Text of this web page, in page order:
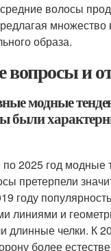
волосы
множество
образа.
вопросы и
модные
были
2025 год модные
претерпели
году
линиями и
длинные челки. К
более